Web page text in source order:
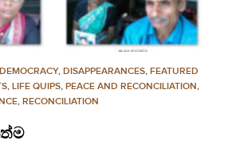
DEMOCRACY, DISAPPEARANCES, FEATURED
, LIFE QUIPS, PEACE AND RECONCILIATION,
, RECONCILIATION